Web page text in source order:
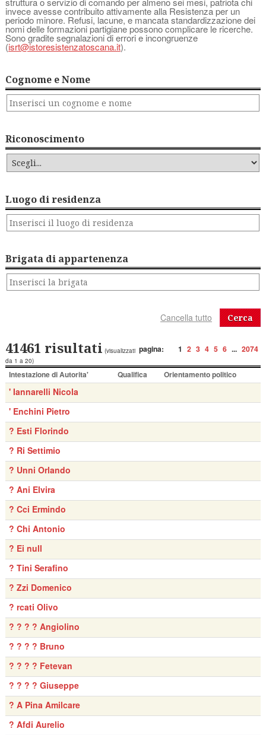
invece avesse contribuito attivamente alla Resistenza per un
periodo minore. Refusi, lacune, e mancata standardizzazione dei
nomi delle formazioni partigiane possono complicare le ricerche.
Sono gradite segnalazioni di errori e incongruenze
(isrt@istoresistenzatoscana.it).
Cognome e Nome
Riconoscimento
Luogo di residenza
Brigata di appartenenza
Cerca
pagina: 1 2 3 4 5 6 ... 2074
41461 risultati (visualizzati
da 1 a 20)
Intestazione di Autorita' Qualifica Orientamento politico
' Iannarelli Nicola
' Enchini Pietro
? Esti Florindo
? Ri Settimio
? Unni Orlando
? Ani Elvira
? Cci Ermindo
? Chi Antonio
? Ei null
? Tini Serafino
? Zzi Domenico
? rcati Olivo
? ? ? ? Angiolino
? ? ? ? Bruno
? ? ? ? Fetevan
? ? ? ? Giuseppe
? A Pina Amilcare
? Afdi Aurelio